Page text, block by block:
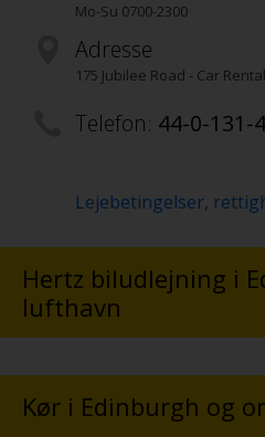
Mo-Su 0700-2300
Adresse
175 Jubilee Road - Car
Telefon: 44-0-131-
Lejebetingelser,
Hertz biludlejning i
lufthavn
Kør i Edinburgh og